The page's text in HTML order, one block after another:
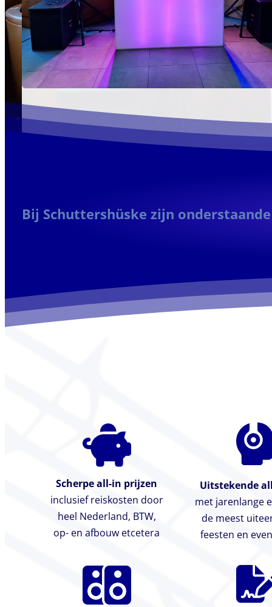
Bij Schuttershüske zijn
Scherpe all-in prijzen
inclusief reiskosten door
heel Nederland, BTW,
op- en afbouw etcetera
Uitstekende
met jarenlange
de meest
feesten en